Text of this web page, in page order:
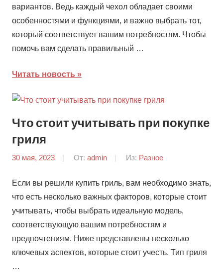
вариантов. Ведь каждый чехол обладает своими
особенностями и функциями, и важно выбрать тот,
который соответствует вашим потребностям. Чтобы
помочь вам сделать правильный …
Читать новость
Что стоит учитывать при покупке
гриля
30 мая, 2023 От: admin Из: Разное
Если вы решили купить гриль, вам необходимо знать,
что есть несколько важных факторов, которые стоит
учитывать, чтобы выбрать идеальную модель,
соответствующую вашим потребностям и
предпочтениям. Ниже представлены несколько
ключевых аспектов, которые стоит учесть. Тип гриля
…